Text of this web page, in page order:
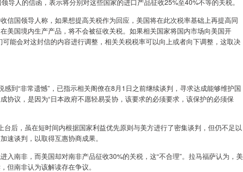
导人的信函，表示将分别对这些国家的进口产品征收25%至40%不等的关税。
国领导人称，如果想提高关税作为回应，美国将在此次税率基础上再提高同
美国境内生产产品，将不会被征收关税。如果相关国家将国内市场向美国开
能会对这封信的内容进行调整，相关关税税率可以向上或者向下调整，这取决
“非常遗憾”，已指示相关阁僚在8月1日之前继续谈判，寻求达成能够维护国
协议，是因为“日本政府不愿轻易妥协，该要求的必须要求，该保护的必须保
后，虽在短时间内根据国家利益优先原则与美方进行了密集谈判，但仍不足以
速谈判，以取得互惠协商成果。
南非，而美国却对南非产品征收30%的关税，这“不合理”。拉马福萨认为，美
但南非认为该解读存在争议。